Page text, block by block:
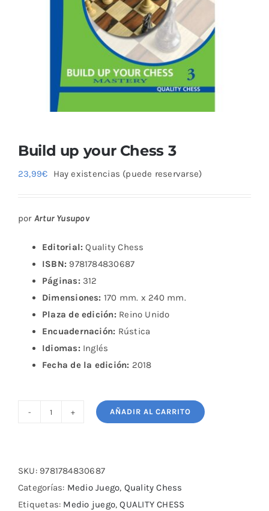
Build up your Chess 3
23,99€ Hay existencias (puede reservarse)
por Artur Yusupov
Editorial: Quality Chess
ISBN: 9781784830687
Páginas: 312
Dimensiones: 170 mm. x 240 mm.
Plaza de edición: Reino Unido
Encuadernación: Rústica
Idiomas: Inglés
Fecha de la edición: 2018
Chess
3
cantidad
AÑADIR AL CARRITO
SKU: 9781784830687
Categorías: Medio Juego, Quality Chess
Etiquetas: Medio juego,QUALITY CHESS